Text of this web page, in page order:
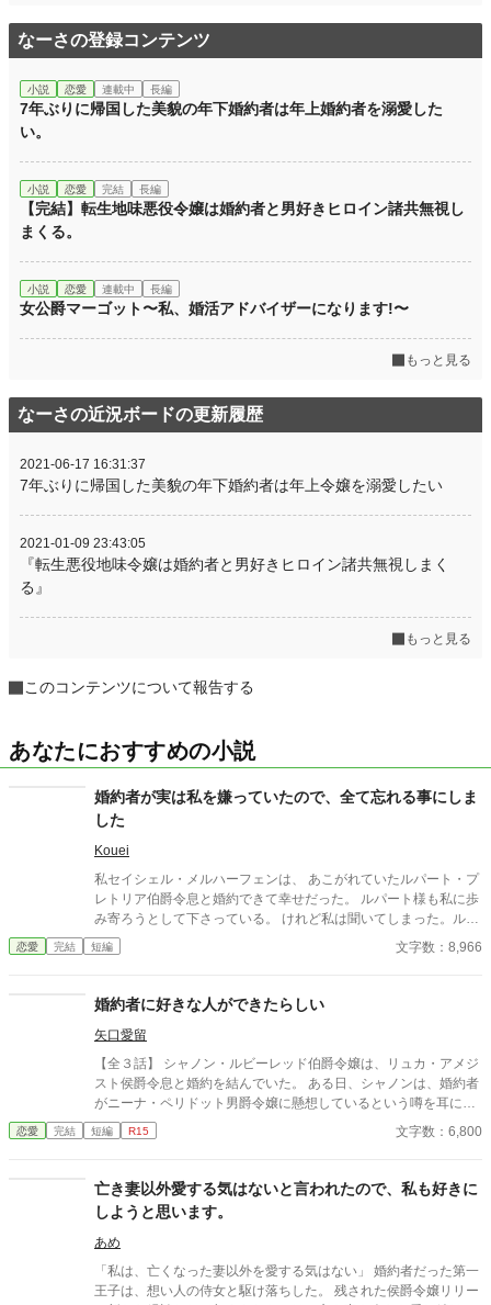
なーさの登録コンテンツ
小説 恋愛 連載中 長編
7年ぶりに帰国した美貌の年下婚約者は年上婚約者を溺愛した
い。
小説 恋愛 完結 長編
【完結】転生地味悪役令嬢は婚約者と男好きヒロイン諸共無視し
まくる。
小説 恋愛 連載中 長編
女公爵マーゴット〜私、婚活アドバイザーになります!〜
もっと見る
なーさの近況ボードの更新履歴
2021-06-17 16:31:37
7年ぶりに帰国した美貌の年下婚約者は年上令嬢を溺愛したい
2021-01-09 23:43:05
『転生悪役地味令嬢は婚約者と男好きヒロイン諸共無視しまく
る』
もっと見る
このコンテンツについて報告する
あなたにおすすめの小説
婚約者が実は私を嫌っていたので、全て忘れる事にしま
した
Kouei
私セイシェル・メルハーフェンは、 あこがれていたルパート・プ
レトリア伯爵令息と婚約できて幸せだった。 ルパート様も私に歩
み寄ろうとして下さっている。 けれど私は聞いてしまった。ルパ
ート様の本音を。 『我慢するしかない』 『彼女といると疲れる』
私はルパート様に嫌われていたの？ 本当は厭わしく思っていた
は、他投稿サイトにも公開しています。
恋愛 完結 短編 文字数：8,966
婚約者に好きな人ができたらしい
矢口愛留
【全３話】 シャノン・ルビーレッド伯爵令嬢は、リュカ・アメジ
スト侯爵令息と婚約を結んでいた。 ある日、シャノンは、婚約者
がニーナ・ペリドット男爵令嬢に懸想しているという噂を耳にす
る。 シャノンは断罪を回避するため、リュカとの婚約を円満に解
消しようとするが――。 ※ エブリスタに習作として掲載したもの
恋愛 完結 短編 R15 文字数：6,800
亡き妻以外愛する気はないと言われたので、私も好きに
しようと思います。
あめ
「私は、亡くなった妻以外を愛する気はない」 婚約者だった第一
王子は、想い人の侍女と駆け落ちした。 残された侯爵令嬢リリー